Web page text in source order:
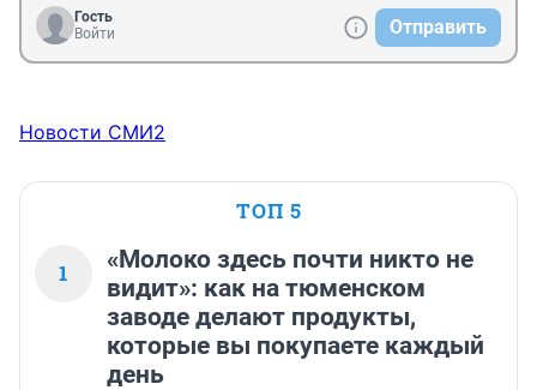
В этой связи хотел бы еще раз подчеркнуть:
ВОПРОС О ПОПРАВКАХ , ведущих к принципиально
новой Конституции, В НАШЕЙ СТРАНЕ на повестке
довольно бессовестное дело.
Они все связаны с тем, что нужно смотреть в глаза
миллионам людей и давать какие‑то обещания,
заведомо зная, что они невыполнимы. Я НИКАК НЕ
МОГУ переступить эту грань».
(интервью радиостанции «Маяк» 2000 год)
Гость
Войти
Отправить
Новости СМИ2
ТОП 5
1
«Молоко здесь почти никто не
видит»: как на тюменском
заводе делают продукты,
которые вы покупаете каждый
день